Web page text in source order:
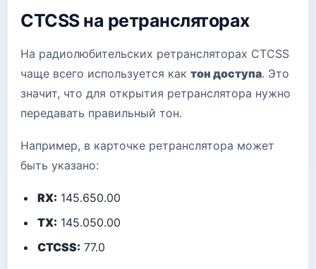
CTCSS на ретрансляторах
На радиолюбительских ретрансляторах CTCSS
чаще всего используется как тон доступа. Это
значит, что для открытия ретранслятора нужно
передавать правильный тон.
Например, в карточке ретранслятора может
быть указано:
RX: 145.650.00
TX: 145.050.00
CTCSS: 77.0